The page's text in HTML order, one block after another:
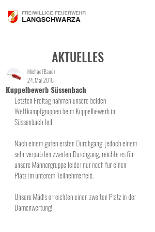
FREIWILLIGE FEUERWEHR
LANGSCHWARZA
AKTUELLES
Kuppelbewerb Süssenbach
Michael Bauer
24. Mai 2016
Letzten Freitag nahmen unsere beiden
Wettkampfgruppen beim Kuppelbewerb in
Süssenbach teil.
Nach einem guten ersten Durchgang, jedoch einem
sehr verpatzten zweiten Durchgang, reichte es für
unsere Männergruppe leider nur noch für einen
Platz im unterem Teilnehmerfeld.
Unsere Mädls erreichten einen zweiten Platz in der
Damenwertung!